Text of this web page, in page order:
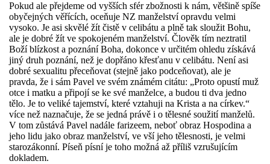
Pokud ale přejdeme od vyšších sfér zbožnosti k nám, většině spíše
obyčejných věřících, oceňuje NZ manželství opravdu velmi
vysoko. Je asi skvělé žít čistě v celibátu a plně tak sloužit Bohu,
ale je dobré žít ve spokojeném manželství. Člověk tím neztratil
Boží blízkost a poznání Boha, dokonce v určitém ohledu získává
jiný druh poznání, než je dopřáno křesťanu v celibátu. Není asi
dobré sexualitu přeceňovat (stejně jako podceňovat), ale je
pravda, že i sám Pavel ve svém známém citátu: „Proto opustí muž
otce i matku a připojí se ke své manželce, a budou ti dva jedno
tělo. Je to veliké tajemství, které vztahuji na Krista a na církev.“
více než naznačuje, že se jedná právě i o tělesné soužití manželů.
V tom zůstává Pavel nadále farizeem, neboť obraz Hospodina a
jeho lidu jako obraz manželství, ve vší jeho tělesnosti, je velmi
starozákonní. Píseň písní je toho možná až příliš vzrušujícím
dokladem.